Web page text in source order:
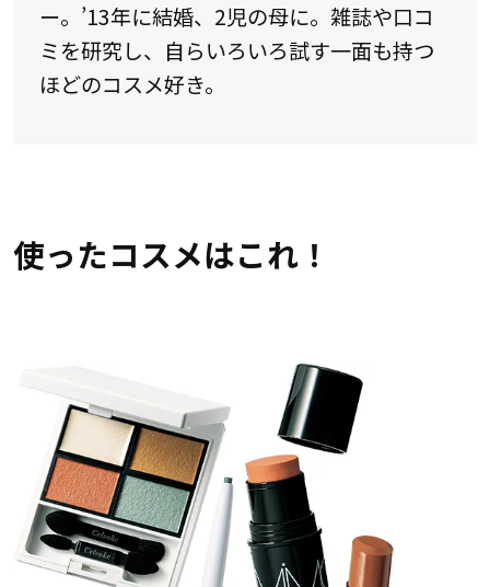
ー。’13年に結婚、2児の母に。雑誌や口コ
ミを研究し、自らいろいろ試す一面も持つ
ほどのコスメ好き。
使ったコスメはこれ！